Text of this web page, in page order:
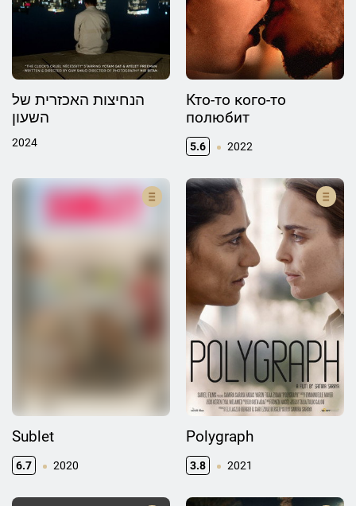
הנחיצות האכזרית של
השעון
2024
Кто-то кого-то
полюбит
5.6 2022
Sublet
6.7 2020
Polygraph
3.8 2021